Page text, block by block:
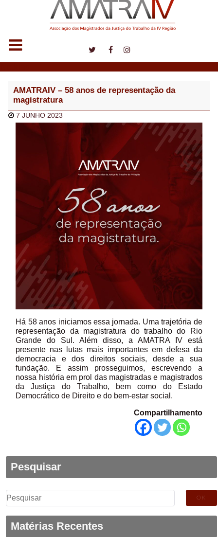
AMATRAIV – 58 anos de representação da
magistratura
7 JUNHO 2023
Há 58 anos iniciamos essa jornada. Uma trajetória de
representação da magistratura do trabalho do Rio
Grande do Sul. Além disso, a AMATRA IV está
presente nas lutas mais importantes em defesa da
democracia e dos direitos sociais, desde a sua
fundação. E assim prosseguimos, escrevendo a
nossa história em prol das magistradas e magistrados
da Justiça do Trabalho, bem como do Estado
Democrático de Direito e do bem-estar social.
Compartilhamento
Pesquisar
Pesquisar
por:
Matérias Recentes